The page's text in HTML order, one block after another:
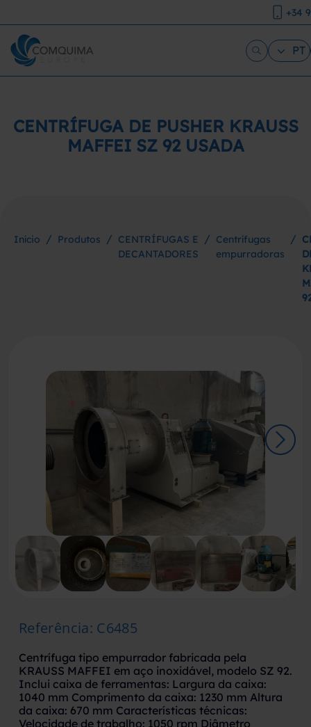
+34
PT
CENTRÍFUGA DE PUSHER KRAUSS
MAFFEI SZ 92 USADA
Início / Produtos / CENTRÍFUGAS E
DECANTADORES
/ Centrífugas
empurradoras
/
Referência: C6485
Centrífuga tipo empurrador fabricada pela
KRAUSS MAFFEI em aço inoxidável, modelo SZ 92.
Inclui caixa de ferramentas: Largura da caixa:
1040 mm Comprimento da caixa: 1230 mm Altura
da caixa: 670 mm Características técnicas:
Velocidade de trabalho: 1050 rpm Diâmetro